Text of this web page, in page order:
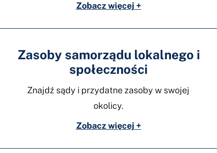
Zobacz więcej +
Zasoby samorządu lokalnego i
społeczności
Znajdź sądy i przydatne zasoby w swojej
okolicy.
Zobacz więcej +